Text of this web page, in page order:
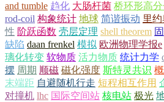
and tumble 趋化 大肠杆菌 桥环形高分
rod-coil 构象统计 地球 简谐振动 里
性 阶跃函数 壳层定理 shell theorem
缺陷 daan frenkel 模拟 欧洲物理学报e
璃化转变 软物质 活力物质 统计力学
摆 周期 顺磁 磁化强度 斯特灵共识
末端距 自避随机行走 短程相互作用
对撞机 lhc 国际空间站 核电站 极光